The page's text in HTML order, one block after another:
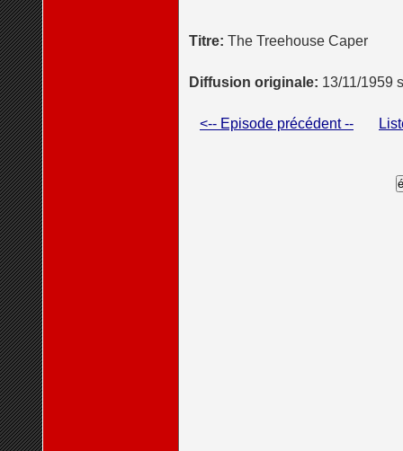
Titre: The Treehouse Caper
Diffusion originale: 13/11/1959
<-- Episode précédent --